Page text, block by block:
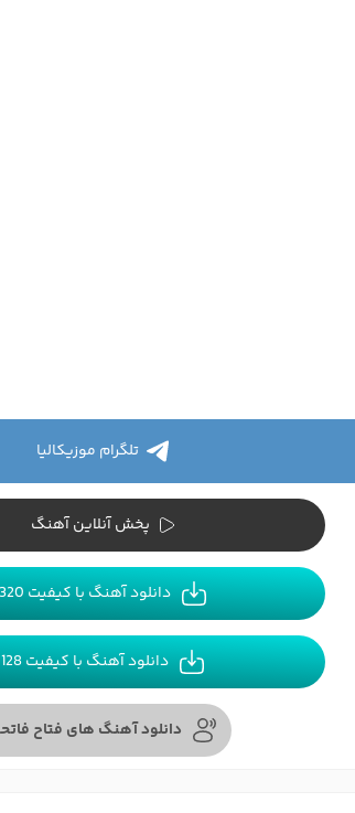
تلگرام موزیکالیا
پخش آنلاین آهنگ
دانلود آهنگ با کیفیت 320
دانلود آهنگ با کیفیت 128
دانلود آهنگ های فتاح